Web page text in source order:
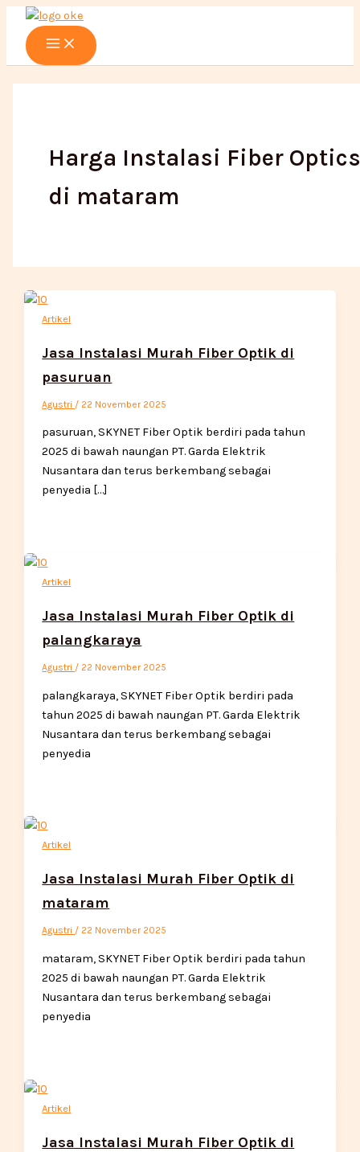
Lewati
konten
Main
Menu
Harga Instalasi Fiber Optics
di mataram
Artikel
Jasa Instalasi Murah Fiber Optik di
pasuruan
Agustri / 22 November 2025
pasuruan, SKYNET Fiber Optik berdiri pada tahun
2025 di bawah naungan PT. Garda Elektrik
Nusantara dan terus berkembang sebagai
penyedia […]
Artikel
Jasa Instalasi Murah Fiber Optik di
palangkaraya
Agustri / 22 November 2025
palangkaraya, SKYNET Fiber Optik berdiri pada
tahun 2025 di bawah naungan PT. Garda Elektrik
Nusantara dan terus berkembang sebagai
penyedia
Artikel
Jasa Instalasi Murah Fiber Optik di
mataram
Agustri / 22 November 2025
mataram, SKYNET Fiber Optik berdiri pada tahun
2025 di bawah naungan PT. Garda Elektrik
Nusantara dan terus berkembang sebagai
penyedia
Artikel
Jasa Instalasi Murah Fiber Optik di